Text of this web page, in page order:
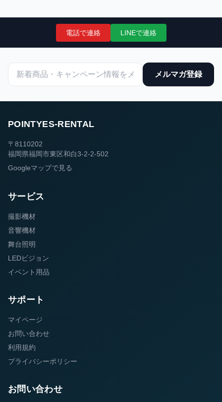
電話で連絡 LINEで連絡
メルマガ登録
POINTYES-RENTAL
〒8110202
福岡県福岡市東区和白3-2-2-502
Googleマップで見る
サービス
撮影機材
音響機材
舞台照明
LEDビジョン
イベント用品
サポート
マイページ
お問い合わせ
利用規約
プライバシーポリシー
お問い合わせ